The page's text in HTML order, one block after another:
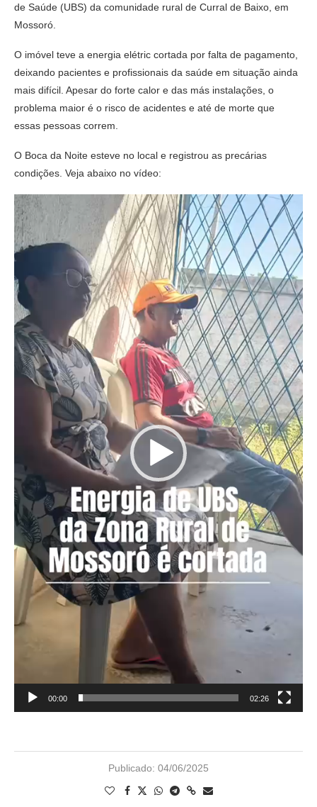
de Saúde (UBS) da comunidade rural de Curral de Baixo, em
Mossoró.
O imóvel teve a energia elétric cortada por falta de pagamento,
deixando pacientes e profissionais da saúde em situação ainda
mais difícil. Apesar do forte calor e das más instalações, o
problema maior é o risco de acidentes e até de morte que
essas pessoas correm.
O Boca da Noite esteve no local e registrou as precárias
condições. Veja abaixo no vídeo:
Tocador
de
vídeo
00:00 02:26
Publicado: 04/06/2025